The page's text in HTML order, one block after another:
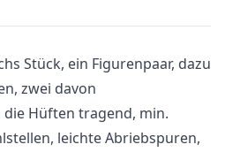
Stück, ein Figurenpaar, dazu
zwei davon
Hüften tragend, min.
leichte Abriebspuren,